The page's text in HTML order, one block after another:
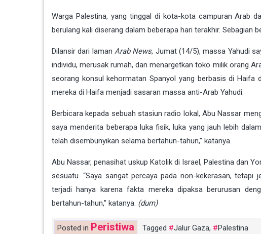
Warga Palestina, yang tinggal di kota-kota campuran Arab
berulang kali diserang dalam beberapa hari terakhir. Sebagian
Dilansir dari laman Arab News, Jumat (14/5), massa Yahudi
individu, merusak rumah, dan menargetkan toko milik orang
seorang konsul kehormatan Spanyol yang berbasis di Haifa
mereka di Haifa menjadi sasaran massa anti-Arab Yahudi.
Berbicara kepada sebuah stasiun radio lokal, Abu Nassar
saya menderita beberapa luka fisik, luka yang jauh lebih
telah disembunyikan selama bertahun-tahun,” katanya.
Abu Nassar, penasihat uskup Katolik di Israel, Palestina dan
sesuatu. “Saya sangat percaya pada non-kekerasan,
terjadi hanya karena fakta mereka dipaksa berurusan
bertahun-tahun,” katanya. (dum)
Posted in Peristiwa Tagged Jalur Gaza, Palestina